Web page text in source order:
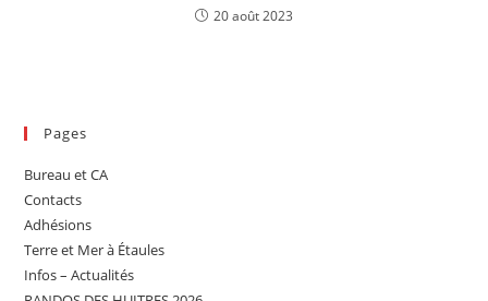
20 août 2023
Pages
Bureau et CA
Contacts
Adhésions
Terre et Mer à Étaules
Infos – Actualités